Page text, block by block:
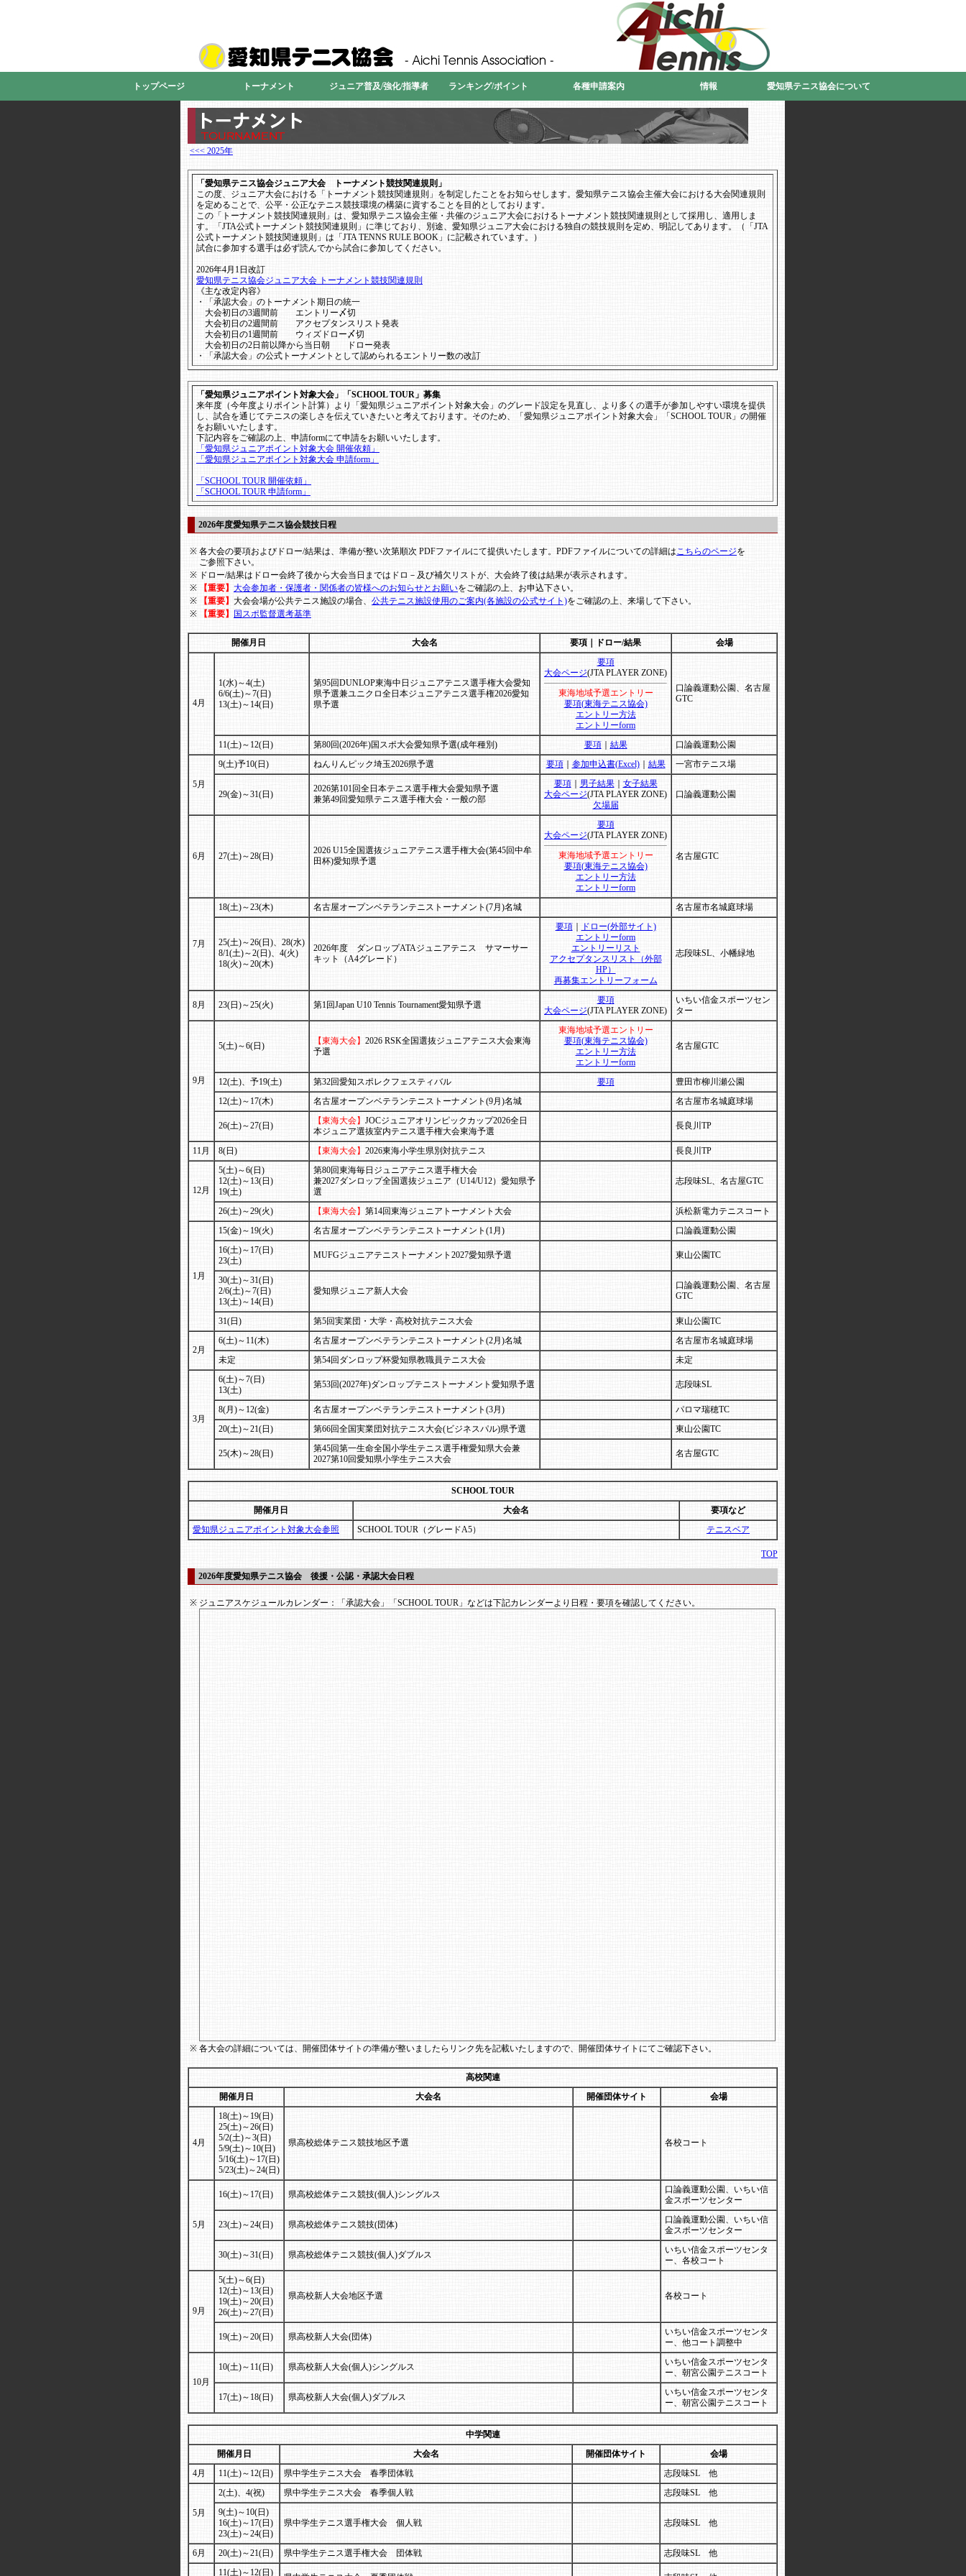
トップページ トーナメント ジュニア普及/強化/指導者 ランキング/ポイント 各種申請案内 情報 愛知県テニス協会について
<<< 2025年
「愛知県テニス協会ジュニア大会 トーナメント競技関連規則」
この度、ジュニア大会における「トーナメント競技関連規則」を制定したことをお知らせします。愛知県テニス協会主催大会における大会関連規則
を定めることで、公平・公正なテニス競技環境の構築に資することを目的としております。
この「トーナメント競技関連規則」は、愛知県テニス協会主催・共催のジュニア大会におけるトーナメント競技関連規則として採用し、適用しま
す。「JTA公式トーナメント競技関連規則」に準じており、別途、愛知県ジュニア大会における独自の競技規則を定め、明記してあります。（「JTA
公式トーナメント競技関連規則」は「JTA TENNS RULE BOOK」に記載されています。）
試合に参加する選手は必ず読んでから試合に参加してください。
2026年4月1日改訂
愛知県テニス協会ジュニア大会 トーナメント競技関連規則
《主な改定内容》
・「承認大会」のトーナメント期日の統一
大会初日の3週間前 エントリー〆切
大会初日の2週間前 アクセプタンスリスト発表
大会初日の1週間前 ウィズドロー〆切
大会初日の2日前以降から当日朝 ドロー発表
・「承認大会」の公式トーナメントとして認められるエントリー数の改訂
「愛知県ジュニアポイント対象大会」「SCHOOL TOUR」募集
来年度（今年度よりポイント計算）より「愛知県ジュニアポイント対象大会」のグレード設定を見直し、より多くの選手が参加しやすい環境を提供
し、試合を通じてテニスの楽しさを伝えていきたいと考えております。そのため、「愛知県ジュニアポイント対象大会」「SCHOOL TOUR」の開催
をお願いいたします。
下記内容をご確認の上、申請formにて申請をお願いいたします。
「愛知県ジュニアポイント対象大会 開催依頼」
「愛知県ジュニアポイント対象大会 申請form」
「SCHOOL TOUR 開催依頼」
「SCHOOL TOUR 申請form」
2026年度愛知県テニス協会競技日程
※ 各大会の要項およびドロー/結果は、準備が整い次第順次 PDFファイルにて提供いたします。PDFファイルについての詳細はこちらのページを
ご参照下さい。
※ ドロー/結果はドロー会終了後から大会当日まではドロ－及び補欠リストが、大会終了後は結果が表示されます。
※
【重要】 大会参加者・保護者・関係者の皆様へのお知らせとお願いをご確認の上、お申込下さい。
※
【重要】 大会会場が公共テニス施設の場合、 公共テニス施設使用のご案内(各施設の公式サイト)をご確認の上、来場して下さい。
※
【重要】 国スポ監督選考基準
開催月日 大会名 要項｜ドロー/結果 会場
4月
1(水)～4(土)
6/6(土)～7(日)
13(土)～14(日)
第95回DUNLOP東海中日ジュニアテニス選手権大会愛知
県予選兼ユニクロ全日本ジュニアテニス選手権2026愛知
県予選
要項
大会ページ(JTA PLAYER ZONE)
東海地域予選エントリー
要項(東海テニス協会)
エントリー方法
エントリーform
口論義運動公園、名古屋
GTC
11(土)～12(日) 第80回(2026年)国スポ大会愛知県予選(成年種別) 要項｜ 結果 口論義運動公園
5月
9(土)予10(日) ねんりんピック埼玉2026県予選 要項｜ 参加申込書(Excel)｜ 結果 一宮市テニス場
29(金)～31(日)
2026第101回全日本テニス選手権大会愛知県予選
兼第49回愛知県テニス選手権大会・一般の部
要項｜ 男子結果｜ 女子結果
大会ページ(JTA PLAYER ZONE)
欠場届
口論義運動公園
6月 27(土)～28(日)
2026 U15全国選抜ジュニアテニス選手権大会(第45回中牟
田杯)愛知県予選
要項
大会ページ(JTA PLAYER ZONE)
東海地域予選エントリー
要項(東海テニス協会)
エントリー方法
エントリーform
名古屋GTC
7月
18(土)～23(木) 名古屋オープンベテランテニストーナメント(7月)名城 名古屋市名城庭球場
25(土)～26(日)、28(水)
8/1(土)～2(日)、4(火)
18(火)～20(木)
2026年度 ダンロップATAジュニアテニス サマーサー
キット（A4グレード）
要項｜
ドロー(外部サイト)
エントリーform
エントリーリスト
アクセプタンスリスト（外部
HP）
再募集エントリーフォーム
志段味SL、小幡緑地
8月 23(日)～25(火) 第1回Japan U10 Tennis Tournament愛知県予選
要項
大会ページ(JTA PLAYER ZONE)
いちい信金スポーツセン
ター
9月
5(土)～6(日) 【東海大会】 2026 RSK全国選抜ジュニアテニス大会東海
予選
東海地域予選エントリー
要項(東海テニス協会)
エントリー方法
エントリーform
名古屋GTC
12(土)、予19(土) 第32回愛知スポレクフェスティバル 要項
豊田市柳川瀬公園
12(土)～17(木)
名古屋オープンベテランテニストーナメント(9月)名城 名古屋市名城庭球場
26(土)～27(日) 【東海大会】 JOCジュニアオリンピックカップ2026全日
本ジュニア選抜室内テニス選手権大会東海予選
長良川TP
11月 8(日) 【東海大会】 2026東海小学生県別対抗テニス 長良川TP
12月
5(土)～6(日)
12(土)～13(日)
19(土)
第80回東海毎日ジュニアテニス選手権大会
兼2027ダンロップ全国選抜ジュニア（U14/U12）愛知県予
選
志段味SL、名古屋GTC
26(土)～29(火) 【東海大会】 第14回東海ジュニアトーナメント大会 浜松新電力テニスコート
1月
15(金)～19(火) 名古屋オープンベテランテニストーナメント(1月)
口論義運動公園
16(土)～17(日)
23(土)
MUFGジュニアテニストーナメント2027愛知県予選 東山公園TC
30(土)～31(日)
2/6(土)～7(日)
13(土)～14(日)
愛知県ジュニア新人大会
口論義運動公園、名古屋
GTC
31(日) 第5回実業団・大学・高校対抗テニス大会 東山公園TC
2月
6(土)～11(木) 名古屋オープンベテランテニストーナメント(2月)名城
名古屋市名城庭球場
未定
第54回ダンロップ杯愛知県教職員テニス大会 未定
3月
6(土)～7(日)
13(土)
第53回(2027年)ダンロップテニストーナメント愛知県予選 志段味SL
8(月)～12(金) 名古屋オープンベテランテニストーナメント(3月)
パロマ瑞穂TC
20(土)～21(日)
第66回全国実業団対抗テニス大会(ビジネスパル)県予選 東山公園TC
25(木)～28(日)
第45回第一生命全国小学生テニス選手権愛知県大会兼
2027第10回愛知県小学生テニス大会
名古屋GTC
SCHOOL TOUR
開催月日
大会名
要項など
愛知県ジュニアポイント対象大会参照
SCHOOL TOUR（グレードA5） テニスベア
TOP
2026年度愛知県テニス協会 後援・公認・承認大会日程
※ ジュニアスケジュールカレンダー： 「承認大会」「SCHOOL TOUR」などは下記カレンダーより日程・要項を確認してください。
※ 各大会の詳細については、開催団体サイトの準備が整いましたらリンク先を記載いたしますので、開催団体サイトにてご確認下さい。
高校関連
開催月日
大会名 開催団体サイト 会場
4月
18(土)～19(日)
25(土)～26(日)
5/2(土)～3(日)
5/9(土)～10(日)
5/16(土)～17(日)
5/23(土)～24(日)
県高校総体テニス競技地区予選 各校コート
5月
16(土)～17(日) 県高校総体テニス競技(個人)シングルス
口論義運動公園、いちい信
金スポーツセンター
23(土)～24(日) 県高校総体テニス競技(団体)
口論義運動公園、いちい信
金スポーツセンター
30(土)～31(日) 県高校総体テニス競技(個人)ダブルス
いちい信金スポーツセンタ
ー、各校コート
9月
5(土)～6(日)
12(土)～13(日)
19(土)～20(日)
26(土)～27(日)
県高校新人大会地区予選 各校コート
19(土)～20(日) 県高校新人大会(団体)
いちい信金スポーツセンタ
ー、他コート調整中
10月
10(土)～11(日) 県高校新人大会(個人)シングルス
いちい信金スポーツセンタ
ー、朝宮公園テニスコート
17(土)～18(日) 県高校新人大会(個人)ダブルス
いちい信金スポーツセンタ
ー、朝宮公園テニスコート
中学関連
開催月日
大会名 開催団体サイト
会場
4月
11(土)～12(日) 県中学生テニス大会 春季団体戦 志段味SL 他
5月
2(土)、4(祝) 県中学生テニス大会 春季個人戦
志段味SL 他
9(土)～10(日)
16(土)～17(日)
23(土)～24(日)
県中学生テニス選手権大会 個人戦 志段味SL 他
6月 20(土)～21(日) 県中学生テニス選手権大会 団体戦
志段味SL 他
11(土)～12(日)